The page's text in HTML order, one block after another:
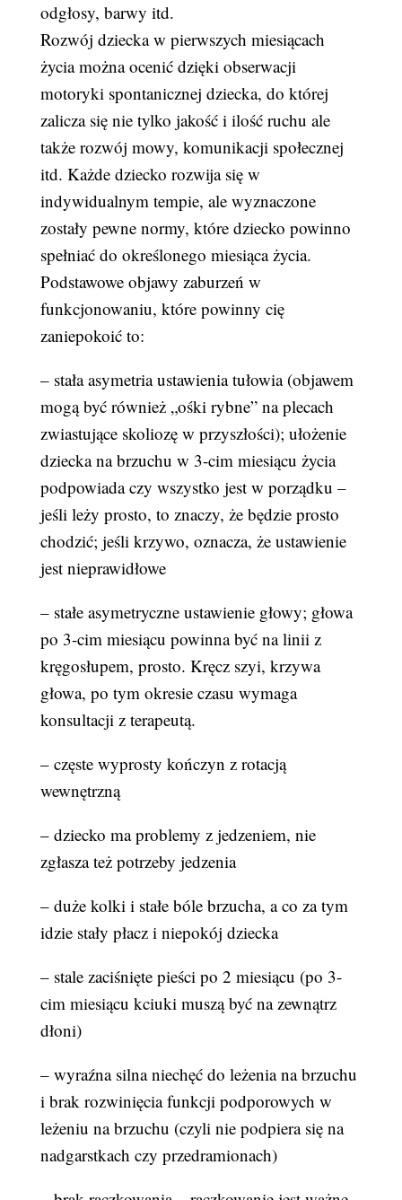
odgłosy, barwy itd.
Rozwój dziecka w pierwszych miesiącach
życia można ocenić dzięki obserwacji
motoryki spontanicznej dziecka, do której
zalicza się nie tylko jakość i ilość ruchu ale
także rozwój mowy, komunikacji społecznej
itd. Każde dziecko rozwija się w
indywidualnym tempie, ale wyznaczone
zostały pewne normy, które dziecko powinno
spełniać do określonego miesiąca życia.
Podstawowe objawy zaburzeń w
funkcjonowaniu, które powinny cię
zaniepokoić to:
– stała asymetria ustawienia tułowia (objawem
mogą być również „ośki rybne” na plecach
zwiastujące skoliozę w przyszłości); ułożenie
dziecka na brzuchu w 3-cim miesiącu życia
podpowiada czy wszystko jest w porządku –
jeśli leży prosto, to znaczy, że będzie prosto
chodzić; jeśli krzywo, oznacza, że ustawienie
jest nieprawidłowe
– stałe asymetryczne ustawienie głowy; głowa
po 3-cim miesiącu powinna być na linii z
kręgosłupem, prosto. Kręcz szyi, krzywa
głowa, po tym okresie czasu wymaga
konsultacji z terapeutą.
– częste wyprosty kończyn z rotacją
wewnętrzną
– dziecko ma problemy z jedzeniem, nie
zgłasza też potrzeby jedzenia
– duże kolki i stałe bóle brzucha, a co za tym
idzie stały płacz i niepokój dziecka
– stale zaciśnięte pieści po 2 miesiącu (po 3-
cim miesiącu kciuki muszą być na zewnątrz
dłoni)
– wyraźna silna niechęć do leżenia na brzuchu
i brak rozwinięcia funkcji podporowych w
leżeniu na brzuchu (czyli nie podpiera się na
nadgarstkach czy przedramionach)